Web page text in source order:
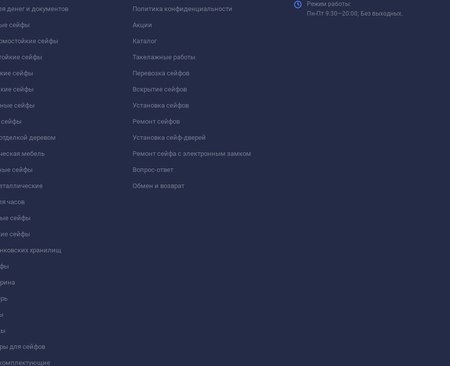
денег и документов
сейфы
сейфы
сейфы
сейфы
сейфы
сейфы
деревом
мебель
сейфы
часов
сейфы
сейфы
хранилищ
для сейфов
Политика конфиденциальности
Акции
Каталог
Такелажные работы
Перевозка сейфов
Вскрытие сейфов
Установка сейфов
Ремонт сейфов
Установка сейф-дверей
Ремонт сейфа с электронным замком
Вопрос-ответ
Обмен и возврат
Режим работы:
Пн-Пт 9:30—20:00; Без выходных.